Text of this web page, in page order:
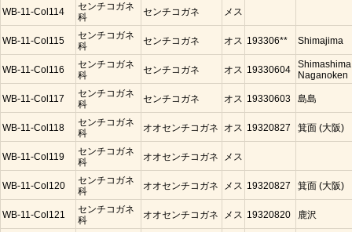
WB-11-Col114
センチコガネ
科
センチコガネ メス
WB-11-Col115
センチコガネ
科
センチコガネ オス 193306** Shimajima
WB-11-Col116
センチコガネ
科
センチコガネ オス 19330604
Shimashima
Naganoken
WB-11-Col117
センチコガネ
科
センチコガネ オス 19330603 島島
WB-11-Col118
センチコガネ
科
オオセンチコガネ オス 19320827 箕面 (大阪)
WB-11-Col119
センチコガネ
科
オオセンチコガネ メス
WB-11-Col120
センチコガネ
科
オオセンチコガネ メス 19320827 箕面 (大阪)
WB-11-Col121
センチコガネ
科
オオセンチコガネ メス 19320820 鹿沢